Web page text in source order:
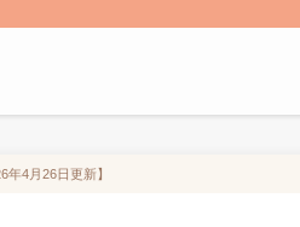
4月26日更新】